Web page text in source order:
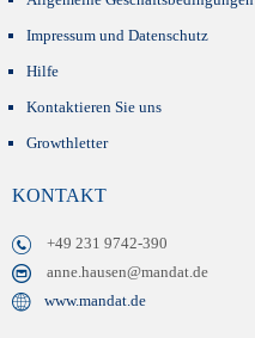
Impressum und Datenschutz
Hilfe
Kontaktieren Sie uns
Growthletter
KONTAKT
+49 231 9742-390
anne.hausen@mandat.de
www.mandat.de